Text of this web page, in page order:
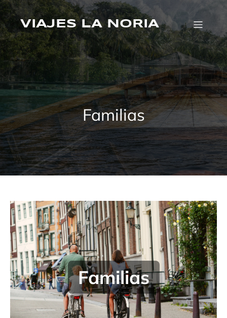
Saltar
al
contenidoVIAJES LA NORIA
Familias
Familias